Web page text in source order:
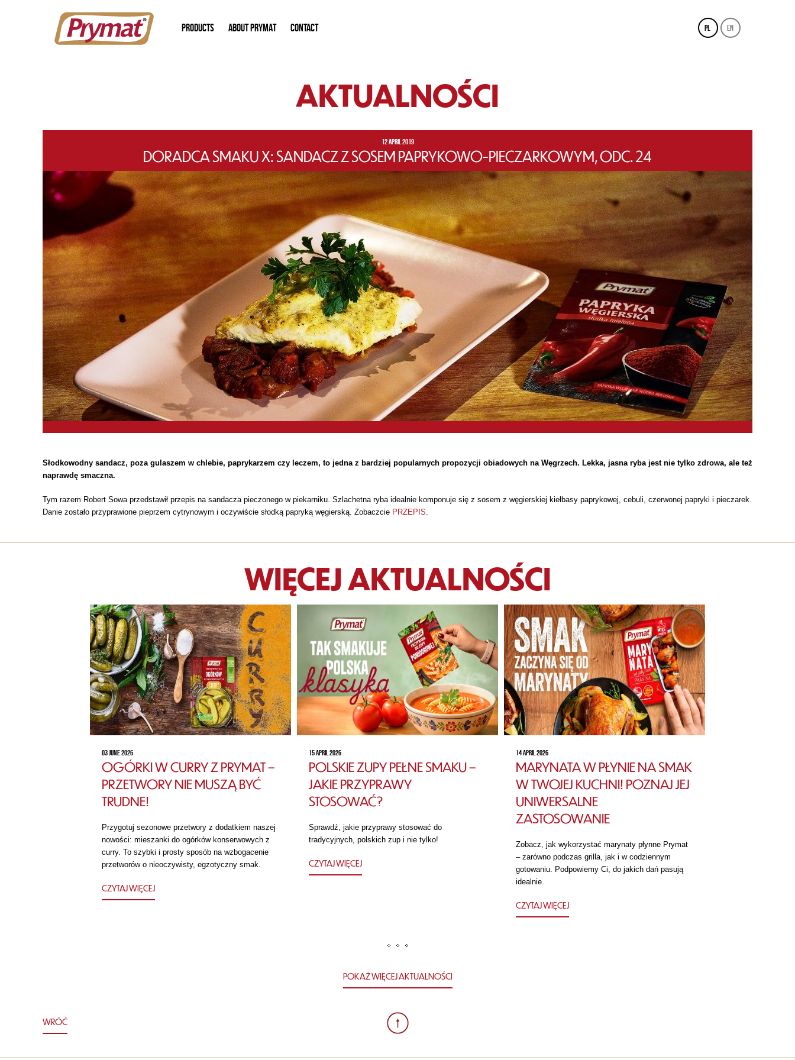
pl en
PRODUCTS ABOUT PRYMAT CONTACT
AKTUALNOŚCI
12 APRIL 2019
DORADCA SMAKU X: SANDACZ Z SOSEM PAPRYKOWO-PIECZARKOWYM, ODC. 24
Słodkowodny sandacz, poza gulaszem w chlebie, paprykarzem czy leczem, to jedna z bardziej popularnych propozycji obiadowych na Węgrzech. Lekka, jasna ryba jest nie tylko zdrowa, ale też
naprawdę smaczna.
Tym razem Robert Sowa przedstawił przepis na sandacza pieczonego w piekarniku. Szlachetna ryba idealnie komponuje się z sosem z węgierskiej kiełbasy paprykowej, cebuli, czerwonej papryki i pieczarek.
Danie zostało przyprawione pieprzem cytrynowym i oczywiście słodką papryką węgierską. Zobaczcie PRZEPIS.
WIĘCEJ AKTUALNOŚCI
03 JUNE 2026
OGÓRKI W CURRY Z PRYMAT –
PRZETWORY NIE MUSZĄ BYĆ
TRUDNE!
Przygotuj sezonowe przetwory z dodatkiem naszej
nowości: mieszanki do ogórków konserwowych z
curry. To szybki i prosty sposób na wzbogacenie
przetworów o nieoczywisty, egzotyczny smak.
CZYTAJ WIĘCEJ
15 APRIL 2026
POLSKIE ZUPY PEŁNE SMAKU –
JAKIE PRZYPRAWY
STOSOWAĆ?
Sprawdź, jakie przyprawy stosować do
tradycyjnych, polskich zup i nie tylko!
CZYTAJ WIĘCEJ
14 APRIL 2026
MARYNATA W PŁYNIE NA SMAK
W TWOJEJ KUCHNI! POZNAJ JEJ
UNIWERSALNE
ZASTOSOWANIE
Zobacz, jak wykorzystać marynaty płynne Prymat
– zarówno podczas grilla, jak i w codziennym
gotowaniu. Podpowiemy Ci, do jakich dań pasują
idealnie.
CZYTAJ WIĘCEJ
POKAŻ WIĘCEJ AKTUALNOŚCI
WRÓĆ